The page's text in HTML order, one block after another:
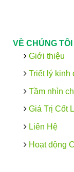
VỀ CHÚNG TÔI
Giới thiệu
Triết lý kinh
Tầm nhìn
Giá Trị Cốt
Liên Hệ
Hoạt động